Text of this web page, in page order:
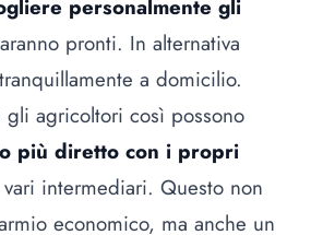
personalmente gli
pronti. In alternativa
a domicilio.
agricoltori così possono
più diretto con i propri
intermediari. Questo non
economico, ma anche un